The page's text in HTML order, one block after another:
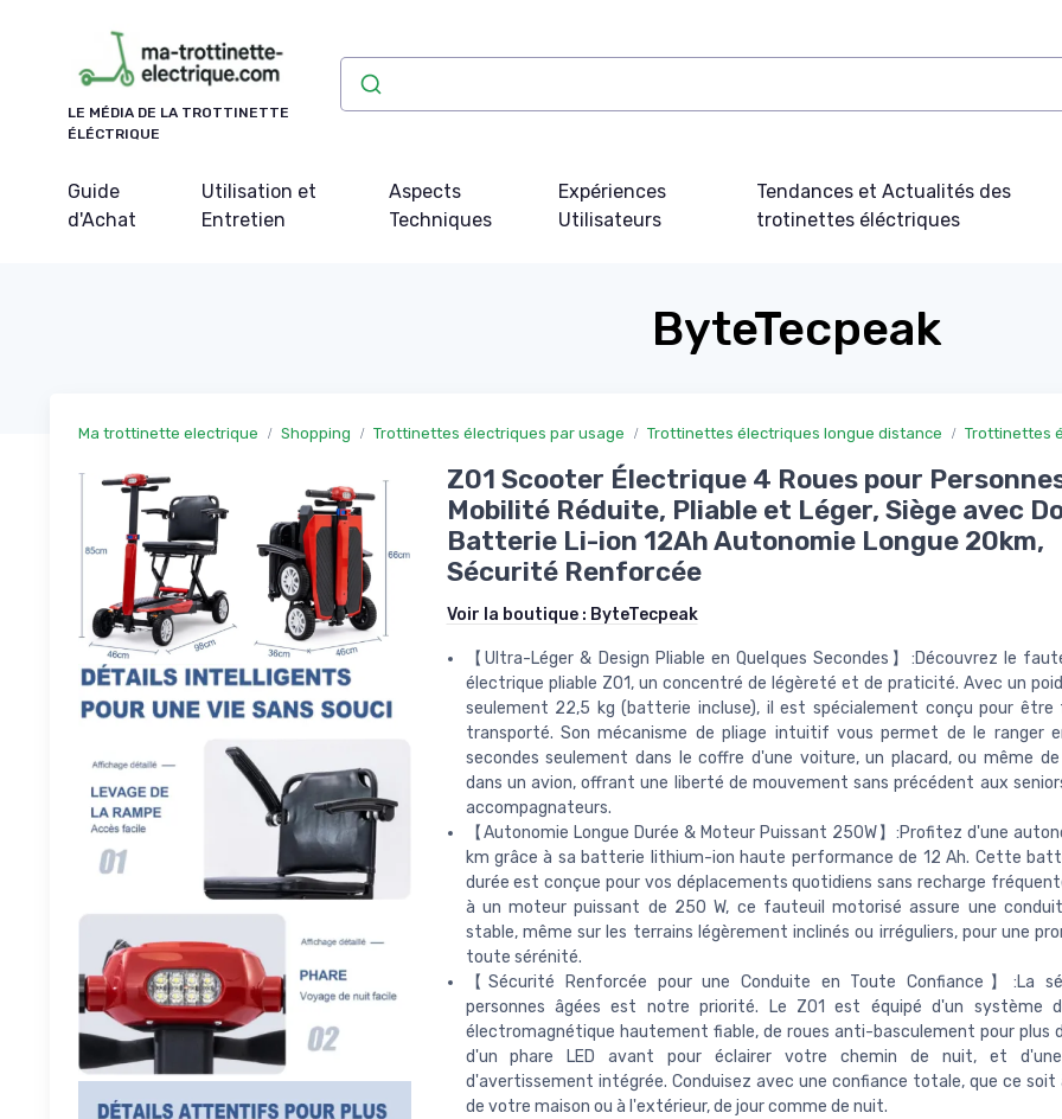
LE MÉDIA DE LA TROTTINETTE
ÉLÉCTRIQUE
Guide
d'Achat
Utilisation et
Entretien
Aspects
Techniques
Expériences
Utilisateurs
Tendances et Actualités des
trotinettes éléctriques
ByteTecpeak
Ma trottinette electrique Shopping Trottinettes électriques par usage Trottinettes électriques longue distance Trottinettes
Z01 Scooter Électrique 4 Roues pour
Mobilité Réduite, Pliable et Léger, Siège avec
Batterie Li-ion 12Ah Autonomie Longue 20km,
Sécurité Renforcée
Voir la boutique : ByteTecpeak
【Ultra-Léger & Design Pliable en Quelques Secondes】:Découvrez le
électrique pliable Z01, un concentré de légèreté et de praticité. Avec un
seulement 22,5 kg (batterie incluse), il est spécialement conçu pour être
transporté. Son mécanisme de pliage intuitif vous permet de le ranger
secondes seulement dans le coffre d'une voiture, un placard, ou même
dans un avion, offrant une liberté de mouvement sans précédent aux
accompagnateurs.
【Autonomie Longue Durée & Moteur Puissant 250W】:Profitez d'une
km grâce à sa batterie lithium-ion haute performance de 12 Ah. Cette
durée est conçue pour vos déplacements quotidiens sans recharge
à un moteur puissant de 250 W, ce fauteuil motorisé assure une
stable, même sur les terrains légèrement inclinés ou irréguliers, pour une
toute sérénité.
【Sécurité Renforcée pour une Conduite en Toute Confiance】:La
personnes âgées est notre priorité. Le Z01 est équipé d'un système
électromagnétique hautement fiable, de roues anti-basculement pour plus
d'un phare LED avant pour éclairer votre chemin de nuit, et
d'avertissement intégrée. Conduisez avec une confiance totale, que ce soit
de votre maison ou à l'extérieur, de jour comme de nuit.